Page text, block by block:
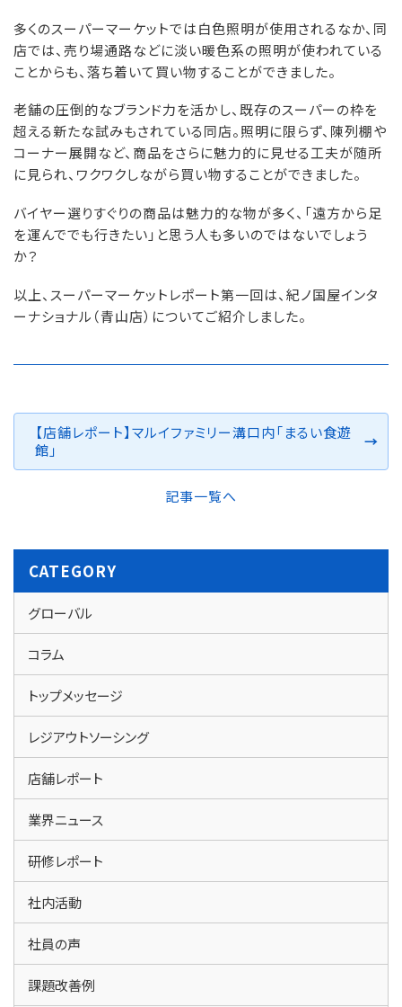
多くのスーパーマーケットでは白色照明が使用されるなか、同
店では、売り場通路などに淡い暖色系の照明が使われている
ことからも、落ち着いて買い物することができました。
老舗の圧倒的なブランド力を活かし、既存のスーパーの枠を
超える新たな試みもされている同店。照明に限らず、陳列棚や
コーナー展開など、商品をさらに魅力的に見せる工夫が随所
に見られ、ワクワクしながら買い物することができました。
バイヤー選りすぐりの商品は魅力的な物が多く、「遠方から足
を運んででも行きたい」と思う人も多いのではないでしょう
か？
以上、スーパーマーケットレポート第一回は、紀ノ国屋インタ
ーナショナル（青山店）についてご紹介しました。
【店舗レポート】マルイファミリー溝口内「まるい食遊
館」
記事一覧へ
CATEGORY
グローバル
コラム
トップメッセージ
レジアウトソーシング
店舗レポート
業界ニュース
研修レポート
社内活動
社員の声
課題改善例